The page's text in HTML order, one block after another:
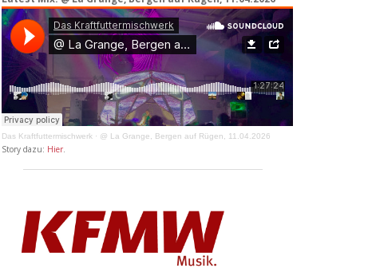
Das Kraftfuttermischwerk · @ La Grange, Bergen auf Rügen, 11.04.2026
Story dazu: Hier.